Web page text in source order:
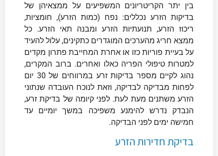
בין יתר הקריטריונים המשפיעים על ממצאיהן של
בדיקות הזרע נכללים: נפח (כמות הזרע), חומציות,
ריכוז הזרע, תנועתיות הזרע ומבנה תאי הזרע. כל
ממצא חריג מהערכים המוגדרים כתקינים, עלול להעיד
על בעיית פוריות כזו או אחרת המחייבת פתרון מקדים
למטרות טיפולי הפריה כאלו ואחרים. ברוב המקרים,
נהוג לקיים מספר בדיקות זרע במרווחים של 30 יום
לפחות מבדיקה לבדיקה, וזאת לנוכח העובדה שנתוני
הזרע משתנים מעת לעת. לפני קיומה של בדיקת זרע,
הנבדק נדרש להימנע משפיכה במשך יומיים עד
חמישה ימים לפני הבדיקה.
בדיקת חדירות הזרע